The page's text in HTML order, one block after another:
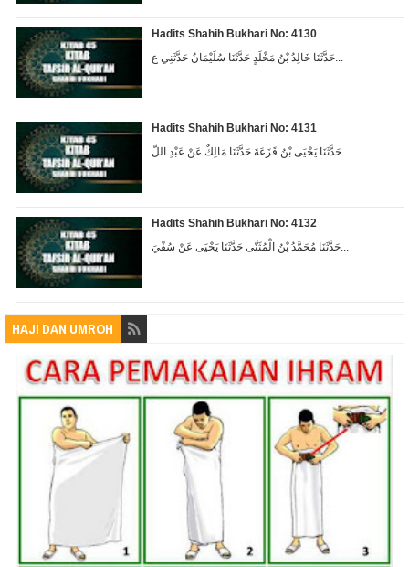
Hadits Shahih Bukhari No: 4130
Hadits Shahih Bukhari No: 4131
حَدَّثَنَا يَحْيَى بْنُ قَزَعَةَ حَدَّثَنَا مَالِكٌ عَنْ عَبْدِ اللّ...
Hadits Shahih Bukhari No: 4132
حَدَّثَنَا مُحَمَّدُ بْنُ الْمُثَنَّى حَدَّثَنَا يَحْيَى عَنْ سُفْيَ...
HAJI DAN UMROH